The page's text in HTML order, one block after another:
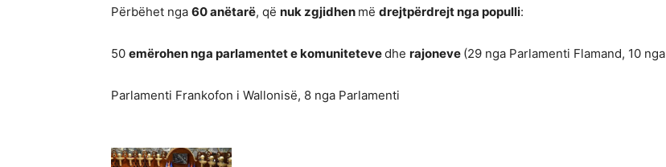
Përbëhet nga 60 anëtarë, që nuk zgjidhen më drejtpërdrejt nga populli:
50 emërohen nga parlamentetekomunitetevedhe rajoneve (29 nga Parlamenti Flamand, 10 nga
Parlamenti Frankofon i Wallonisë, 8 nga Parlamenti